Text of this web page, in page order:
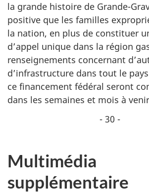
la grande histoire de Grande-
positive que les familles
la nation, en plus de constituer
d’appel unique dans la région
renseignements concernant
d’infrastructure dans tout le
ce financement fédéral seront
dans les semaines et mois à
- 30 -
Multimédia
supplémentaire